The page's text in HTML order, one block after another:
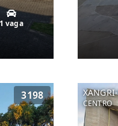
1 vaga
3198
CENTRO